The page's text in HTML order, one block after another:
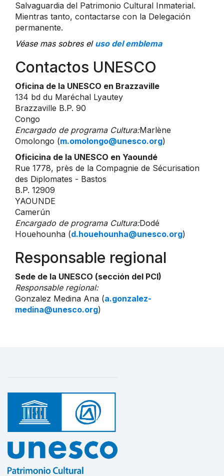
Salvaguardia del Patrimonio Cultural Inmaterial.
Mientras tanto, contactarse con la Delegación
permanente.
Véase mas sobres el uso del emblema
Contactos UNESCO
Oficina de la UNESCO en Brazzaville
134 bd du Maréchal Lyautey
Brazzaville B.P. 90
Congo
Encargado de programa Cultura:Marlène
Omolongo (m.omolongo@unesco.org)
Oficicina de la UNESCO en Yaoundé
Rue 1778, près de la Compagnie de Sécurisation
des Diplomates - Bastos
B.P. 12909
YAOUNDE
Camerún
Encargado de programa Cultura:Dodé
Houehounha (d.houehounha@unesco.org)
Responsable regional
Sede de la UNESCO (sección del PCI)
Responsable regional:
Gonzalez Medina Ana (a.gonzalez-
medina@unesco.org)